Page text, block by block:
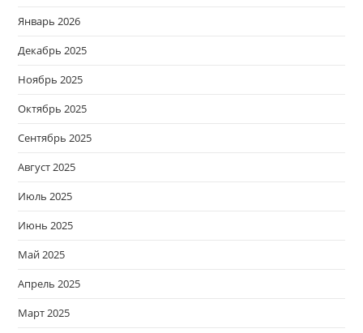
Январь 2026
Декабрь 2025
Ноябрь 2025
Октябрь 2025
Сентябрь 2025
Август 2025
Июль 2025
Июнь 2025
Май 2025
Апрель 2025
Март 2025